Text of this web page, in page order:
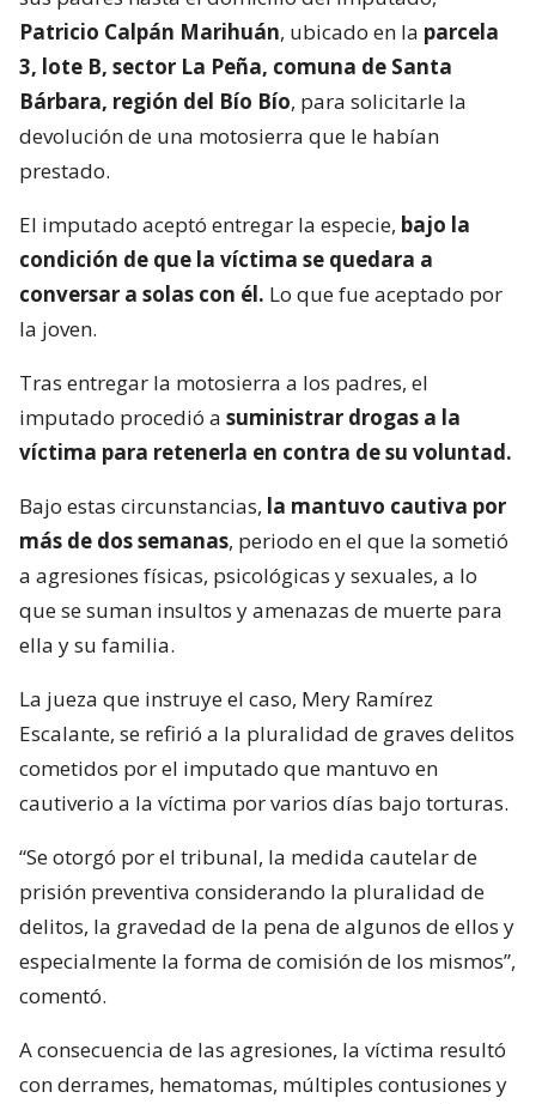
Patricio Calpán Marihuán, ubicado en la parcela
3, lote B, sector La Peña, comuna de Santa
Bárbara, región del Bío Bío, para solicitarle la
devolución de una motosierra que le habían
prestado.
El imputado aceptó entregar la especie, bajo la
condición de que la víctima se quedara a
conversar a solas con él. Lo que fue aceptado por
la joven.
Tras entregar la motosierra a los padres, el
imputado procedió a suministrar drogas a la
víctima para retenerla en contra de su voluntad.
Bajo estas circunstancias, la mantuvo cautiva por
más de dos semanas, periodo en el que la sometió
a agresiones físicas, psicológicas y sexuales, a lo
que se suman insultos y amenazas de muerte para
ella y su familia.
La jueza que instruye el caso, Mery Ramírez
Escalante, se refirió a la pluralidad de graves delitos
cometidos por el imputado que mantuvo en
cautiverio a la víctima por varios días bajo torturas.
“Se otorgó por el tribunal, la medida cautelar de
prisión preventiva considerando la pluralidad de
delitos, la gravedad de la pena de algunos de ellos y
especialmente la forma de comisión de los mismos”,
comentó.
A consecuencia de las agresiones, la víctima resultó
con derrames, hematomas, múltiples contusiones y